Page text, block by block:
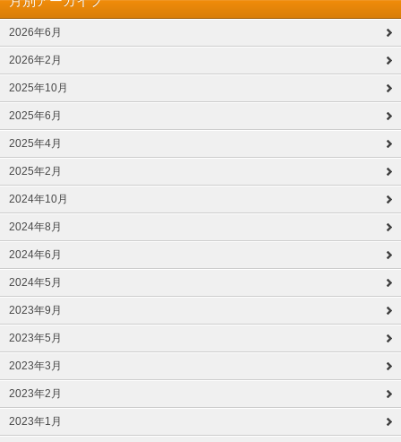
2026年6月
2026年2月
2025年10月
2025年6月
2025年4月
2025年2月
2024年10月
2024年8月
2024年6月
2024年5月
2023年9月
2023年5月
2023年3月
2023年2月
2023年1月